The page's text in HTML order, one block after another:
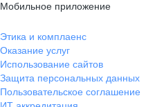
Мобильное приложение
Этика и комплаенс
Оказание услуг
Использование сайтов
Защита персональных данных
Пользовательское соглашение